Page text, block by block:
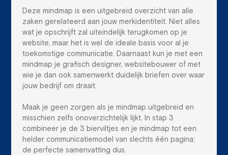
Deze mindmap is een uitgebreid overzicht van alle
zaken gerelateerd aan jouw merkidentiteit. Niet alles
wat je opschrijft zal uiteindelijk terugkomen op je
website, maar het is wel de ideale basis voor al je
toekomstige communicatie. Daarnaast kun je met een
mindmap je grafisch designer, websitebouwer of met
wie je dan ook samenwerkt duidelijk briefen over waar
jouw bedrijf om draait.
Maak je geen zorgen als je mindmap uitgebreid en
misschien zelfs onoverzichtelijk lijkt. In stap 3
combineer je de 3 bierviltjes en je mindmap tot een
helder communicatiemodel van slechts één pagina;
de perfecte samenvatting dus.